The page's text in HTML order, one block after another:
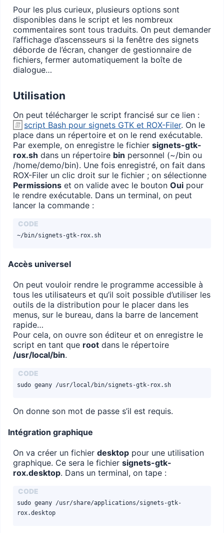
Pour les plus curieux, plusieurs options sont
disponibles dans le script et les nombreux
commentaires sont tous traduits. On peut demander
l’affichage d’ascensseurs si la fenêtre des signets
déborde de l’écran, changer de gestionnaire de
fichiers, fermer automatiquement la boîte de
dialogue…
Utilisation
On peut télécharger le script francisé sur ce lien :
script Bash pour signets GTK et ROX-Filer. On le
place dans un répertoire et on le rend exécutable.
Par exemple, on enregistre le fichier signets-gtk-
rox.sh dans un répertoire bin personnel (~/bin ou
/home/demo/bin). Une fois enregistré, on fait dans
ROX-Filer un clic droit sur le fichier ; on sélectionne
Permissions et on valide avec le bouton Oui pour
le rendre exécutable. Dans un terminal, on peut
lancer la commande :
~/bin/signets-gtk-rox.sh
Accès universel
On peut vouloir rendre le programme accessible à
tous les utilisateurs et qu’il soit possible d’utiliser les
outils de la distribution pour le placer dans les
menus, sur le bureau, dans la barre de lancement
rapide…
Pour cela, on ouvre son éditeur et on enregistre le
script en tant que root dans le répertoire
/usr/local/bin.
sudo geany /usr/local/bin/signets-gtk-rox.sh
On donne son mot de passe s’il est requis.
Intégration graphique
On va créer un fichier desktop pour une utilisation
graphique. Ce sera le fichier signets-gtk-
rox.desktop. Dans un terminal, on tape :
sudo geany /usr/share/applications/signets-gtk-
rox.desktop